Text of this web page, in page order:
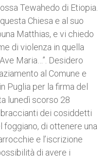
Tewahedo di Etiopia.
Chiesa e al suo
Matthias, e vi chiedo
di violenza in quella
Maria…”. Desidero
al Comune e
Puglia per la firma del
lunedì scorso 28
dei cosiddetti
foggiano, di ottenere una
e l’iscrizione
di avere i